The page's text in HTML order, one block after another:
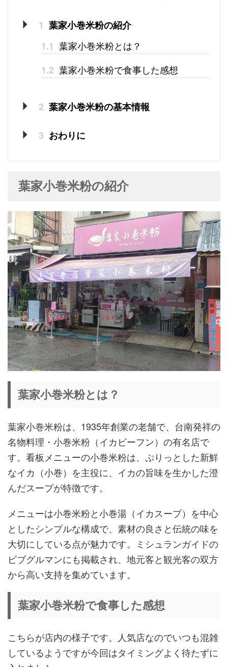
1 葉家小巻米粉の紹介
1.1 葉家小巻米粉とは？
1.2 葉家小巻米粉で食事した感想
2 葉家小巻米粉の基本情報
3 おわりに
葉家小巻米粉の紹介
葉家小巻米粉とは？
葉家小巻米粉は、1935年創業の老舗で、台南発祥の
名物料理・小巻米粉（イカビーフン）の有名店で
す。看板メニューの小巻米粉は、ぷりっとした新鮮
なイカ（小巻）を主役に、イカの旨味を生かした澄
んだスープが特徴です。
メニューは小巻米粉と小巻湯（イカスープ）を中心
としたシンプルな構成で、素材の良さと伝統の味を
大切にしている点が魅力です。ミシュランガイドの
ビブグルマンにも掲載され、地元客と観光客の双方
から高い支持を集めています。
葉家小巻米粉で食事した感想
こちらが店内の様子です。人気店なのでいつも混雑
しているようですが今回はタイミングよく待たずに